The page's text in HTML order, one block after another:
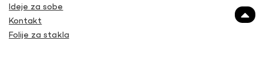
Ideje za sobe
Kontakt
Folije za stakla